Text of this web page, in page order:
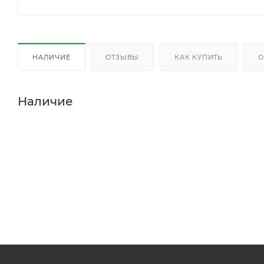
НАЛИЧИЕ ОТЗЫВЫ КАК КУПИТЬ
Наличие